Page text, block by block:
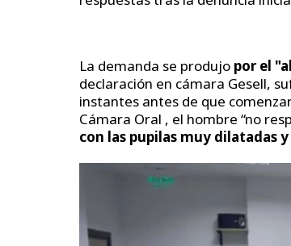
La demanda se produjo por el
declaración en cámara Gesell,
instantes antes de que
Cámara Oral , el hombre “no
con las pupilas muy dilatadas